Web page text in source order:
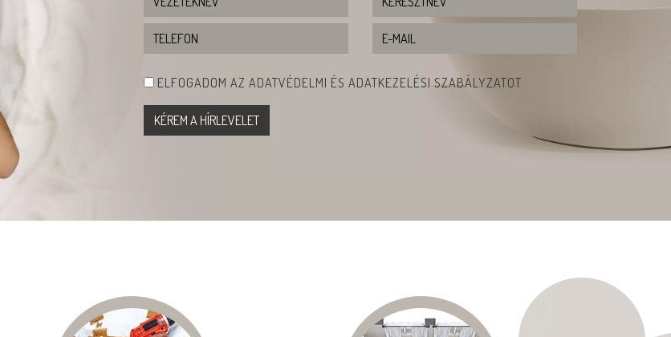
ELFOGADOM AZ ADATVÉDELMI ÉS ADATKEZELÉSI SZABÁLYZATOT